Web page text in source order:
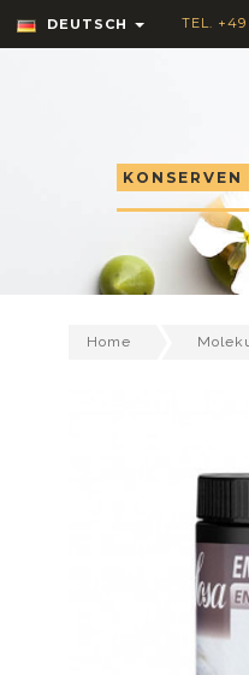
DEUTSCH TEL. +49
KONSERVEN
Home